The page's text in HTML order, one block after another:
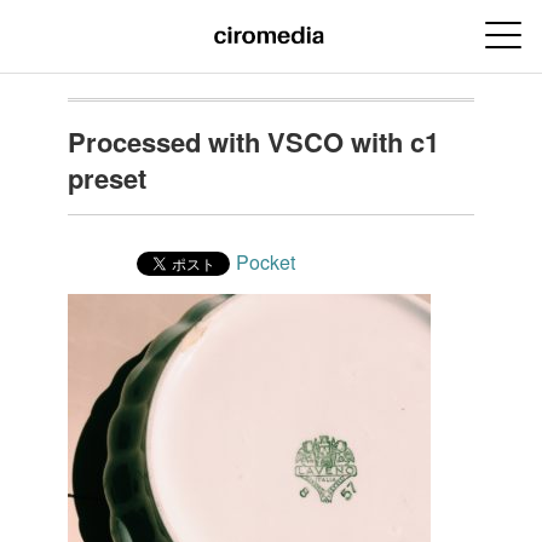
Processed with VSCO with c1
preset
Pocket